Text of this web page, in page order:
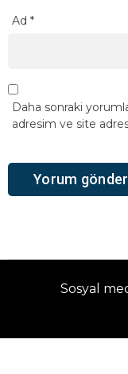
Ad *
Daha sonraki
adresim ve site
Sosyal